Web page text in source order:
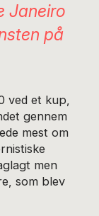
Janeiro
på
ved et kup,
gennem
mest om
men
som blev